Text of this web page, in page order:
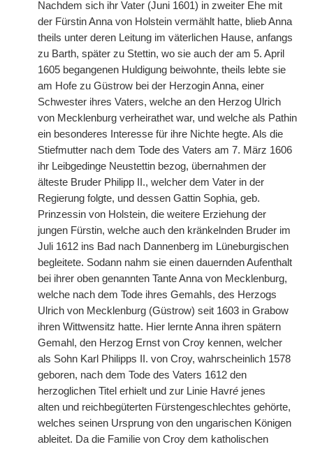
Nachdem sich ihr Vater (Juni 1601) in zweiter Ehe mit
der Fürstin Anna von Holstein vermählt hatte, blieb Anna
theils unter deren Leitung im väterlichen Hause, anfangs
zu Barth, später zu Stettin, wo sie auch der am 5. April
1605 begangenen Huldigung beiwohnte, theils lebte sie
am Hofe zu Güstrow bei der Herzogin Anna, einer
Schwester ihres Vaters, welche an den Herzog Ulrich
von Mecklenburg verheirathet war, und welche als Pathin
ein besonderes Interesse für ihre Nichte hegte. Als die
Stiefmutter nach dem Tode des Vaters am 7. März 1606
ihr Leibgedinge Neustettin bezog, übernahmen der
älteste Bruder Philipp II., welcher dem Vater in der
Regierung folgte, und dessen Gattin Sophia, geb.
Prinzessin von Holstein, die weitere Erziehung der
jungen Fürstin, welche auch den kränkelnden Bruder im
Juli 1612 ins Bad nach Dannenberg im Lüneburgischen
begleitete. Sodann nahm sie einen dauernden Aufenthalt
bei ihrer oben genannten Tante Anna von Mecklenburg,
welche nach dem Tode ihres Gemahls, des Herzogs
Ulrich von Mecklenburg (Güstrow) seit 1603 in Grabow
ihren Wittwensitz hatte. Hier lernte Anna ihren spätern
Gemahl, den Herzog Ernst von Croy kennen, welcher
als Sohn Karl Philipps II. von Croy, wahrscheinlich 1578
geboren, nach dem Tode des Vaters 1612 den
herzoglichen Titel erhielt und zur Linie Havré jenes
alten und reichbegüterten Fürstengeschlechtes gehörte,
welches seinen Ursprung von den ungarischen Königen
ableitet. Da die Familie von Croy dem katholischen